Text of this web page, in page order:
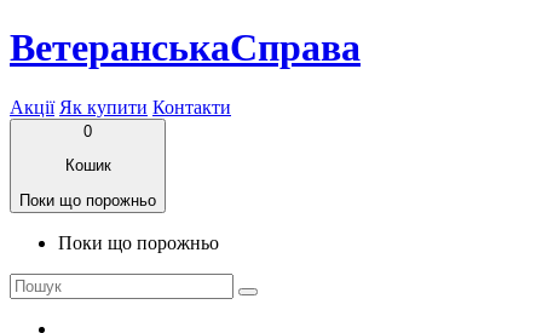
ВетеранськаСправа
Акції Як купити Контакти
0
Кошик
Поки що порожньо
Поки що порожньо